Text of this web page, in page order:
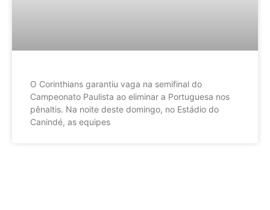
O Corinthians garantiu vaga na semifinal do
Campeonato Paulista ao eliminar a Portuguesa nos
pênaltis. Na noite deste domingo, no Estádio do
Canindé, as equipes